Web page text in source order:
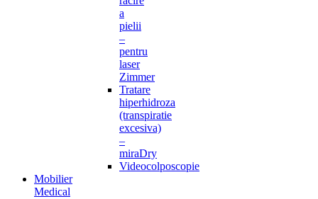
a
pielii
–
pentru
laser
Zimmer
Tratare
hiperhidroza
(transpiratie
excesiva)
–
miraDry
Videocolposcopie
Mobilier
Medical